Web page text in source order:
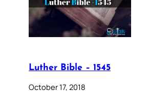
Luther Bible – 1545
October 17, 2018